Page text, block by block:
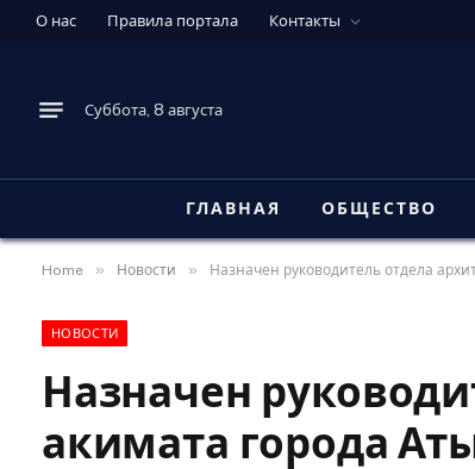
О нас Правила портала Контакты
Суббота, 8 августа
ГЛАВНАЯ ОБЩЕСТВО
Home » Новости » Назначен руководитель отдела
НОВОСТИ
Назначен
акимата города